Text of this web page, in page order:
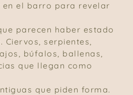
el barro para revelar
parecen haber estado
Ciervos, serpientes,
búfalos, ballenas,
que llegan como
que piden forma.